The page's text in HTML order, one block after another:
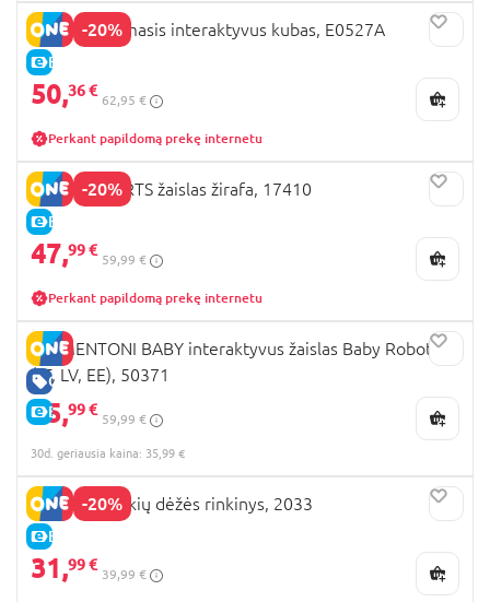
-20%
E-KAINA
HAPE lavinamasis interaktyvus kubas, E0527A
50,36 €
62,95 €
Perkant papildomą prekę internetu
-20%
E-KAINA
BRIGHT STARTS žaislas žirafa, 17410
47,99 €
59,99 €
Perkant papildomą prekę internetu
GERA KAINA
E-KAINA
CLEMENTONI BABY interaktyvus žaislas Baby Robot
(LT, LV, EE), 50371
35,99 €
59,99 €
30d. geriausia kaina: 35,99 €
-20%
E-KAINA
PLAYGO įrankių dėžės rinkinys, 2033
31,99 €
39,99 €